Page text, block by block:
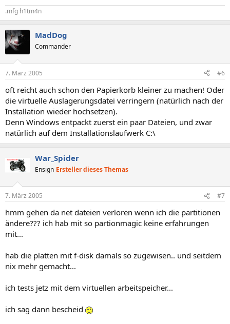
.mfg h1tm4n
MadDog
Commander
7. März 2005 #6
oft reicht auch schon den Papierkorb kleiner zu machen! Oder
die virtuelle Auslagerungsdatei verringern (natürlich nach der
Installation wieder hochsetzen).
Denn Windows entpackt zuerst ein paar Dateien, und zwar
natürlich auf dem Installationslaufwerk C:\
War_Spider
Ensign Ersteller dieses Themas
7. März 2005 #7
hmm gehen da net dateien verloren wenn ich die partitionen
ändere??? ich hab mit so partionmagic keine erfahrungen
mit...
hab die platten mit f-disk damals so zugewisen.. und seitdem
nix mehr gemacht...
ich tests jetz mit dem virtuellen arbeitspeicher...
ich sag dann bescheid